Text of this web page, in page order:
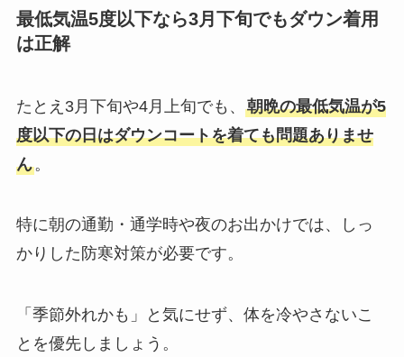
最低気温5度以下なら3月下旬でもダウン着用
は正解
たとえ3月下旬や4月上旬でも、 朝晩の最低気温が5
度以下の日はダウンコートを着ても問題ありませ
ん。
特に朝の通勤・通学時や夜のお出かけでは、しっ
かりした防寒対策が必要です。
「季節外れかも」と気にせず、体を冷やさないこ
とを優先しましょう。